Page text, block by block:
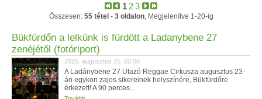
1 23
Összesen: 55 tétel - 3 oldalon, Megjelenítve 1-20-ig
Bükfürdőn a lelkünk is fürdött a Ladanybene 27
zenéjétől (fotóriport)
2025. augusztus 25. 02:00
A Ladánybene 27 Utazó Reggae Cirkusza augusztus 23-
án egykori zajos sikereinek helyszínére, Bükfürdőre
érkezett! A 90 perces...